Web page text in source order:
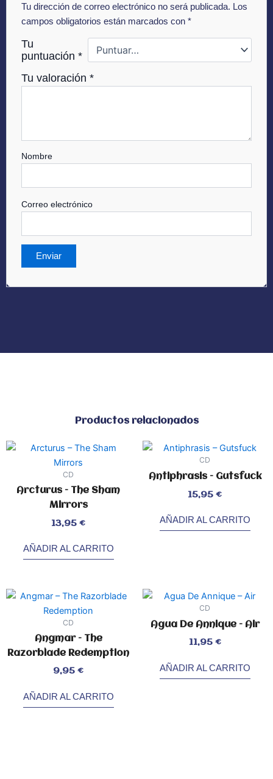
Tu dirección de correo electrónico no será publicada. Los
campos obligatorios están marcados con*
Tu
puntuación*
Tu valoración*
Nombre
Correo electrónico
Productos relacionados
CD
Arcturus – The Sham
Mirrors
13,95 €
AÑADIR AL CARRITO
CD
Antiphrasis – Gutsfuck
15,95 €
AÑADIR AL CARRITO
CD
Angmar – The
Razorblade Redemption
9,95 €
AÑADIR AL CARRITO
CD
Agua De Annique – Air
11,95 €
AÑADIR AL CARRITO